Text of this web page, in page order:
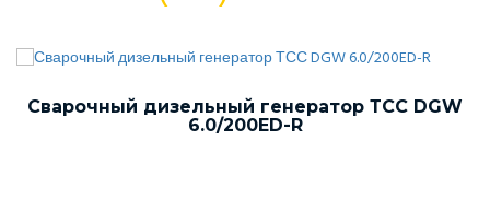
Сварочный дизельный генератор ТСС DGW
6.0/200ED-R